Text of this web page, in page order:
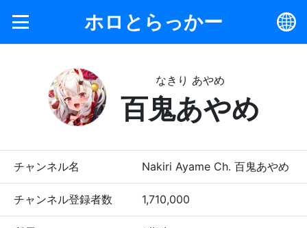
ホロとらっかー
なきり あやめ
百鬼あやめ
チャンネル名 Nakiri Ayame Ch. 百鬼あやめ
チャンネル登録者数 1,710,000